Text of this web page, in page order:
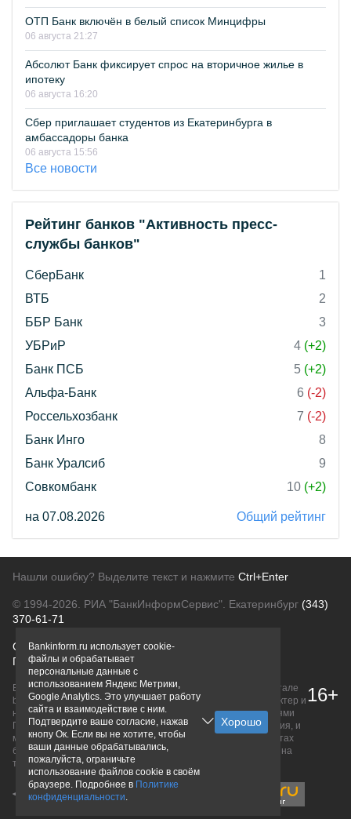
ОТП Банк включён в белый список Минцифры
06 августа 21:27
Абсолют Банк фиксирует спрос на вторичное жилье в
ипотеку
06 августа 16:20
Сбер приглашает студентов из Екатеринбурга в
амбассадоры банка
06 августа 15:56
Все новости
Рейтинг банков "Активность пресс-
службы банков"
СберБанк
1
ВТБ
2
ББР Банк
3
УБРиР
4 (+2)
Банк ПСБ
5 (+2)
Альфа-Банк
6 (-2)
Россельхозбанк
7 (-2)
Банк Инго
8
Банк Уралсиб
9
Совкомбанк
10 (+2)
на 07.08.2026 Общий рейтинг
Нашли ошибку? Выделите текст и нажмите Ctrl+Enter
© 1994-2026. РИА "БанкИнформСервис". Екатеринбург (343)
370-61-71
О проектеПолитика конфиденциальности
Правовая информацияДля рекламодателей
Вся информация о продуктах банков, размещенная на портале
bankinform.ru, носит исключительно ознакомительный характер и
не является публичной офертой, определяемой положениями
ГК РФ. Информация не содержит точного и полного описания, и
может быть изменена. Конечные условия уточняйте на сайтах
банков или при личном обращении. Исключительное право на
товарные знаки принадлежит их правообладателям.
16+
Bankinform.ru использует cookie-
файлы и обрабатывает
персональные данные с
использованием Яндекс Метрики,
Google Analytics. Это улучшает работу
сайта и взаимодействие с ним.
Подтвердите ваше согласие, нажав
кнопу Ок. Если вы не хотите, чтобы
ваши данные обрабатывались,
пожалуйста, ограничьте
использование файлов cookie в своём
браузере. Подробнее в Политике
конфиденциальности.